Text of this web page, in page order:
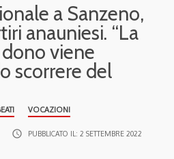
a Sanzeno,
anauniesi. “La
viene
scorrere del
VOCAZIONI
access_time PUBBLICATO IL: 2 SETTEMBRE 2022